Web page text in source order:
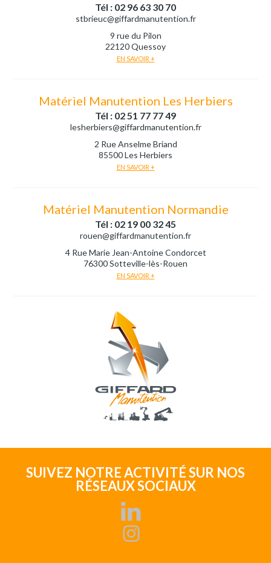
Tél : 02 96 63 30 70
stbrieuc@giffardmanutention.fr
9 rue du Pilon
22120 Quessoy
EN SAVOIR +
Matériel Manutention Les Herbiers
Tél : 02 51 77 77 49
lesherbiers@giffardmanutention.fr
2 Rue Anselme Briand
85500 Les Herbiers
EN SAVOIR +
Matériel Manutention Normandie
Tél : 02 19 00 32 45
rouen@giffardmanutention.fr
4 Rue Marie Jean-Antoine Condorcet
76300 Sotteville-lès-Rouen
EN SAVOIR +
SUIVEZ NOTRE ACTIVITÉ SUR NOS
RÉSEAUX SOCIAUX